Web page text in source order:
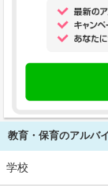
教育・保育のアルバ
学校